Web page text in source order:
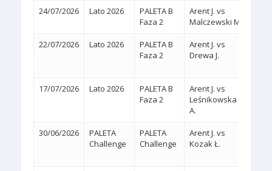
24/07/2026 Lato 2026
PALETA B
Faza 2
Arent J. vs
Malczewski M.
22/07/2026 Lato 2026
PALETA B
Faza 2
Arent J. vs
Drewa J.
17/07/2026 Lato 2026
PALETA B
Faza 2
Arent J. vs
Leśnikowska
A.
30/06/2026
PALETA
Challenge
PALETA
Challenge
Arent J. vs
Kozak Ł.